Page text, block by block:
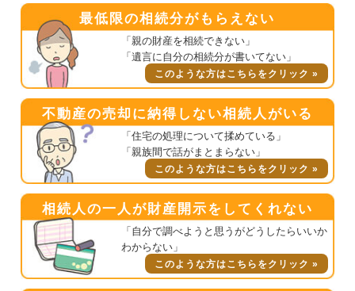
最低限の相続分がもらえない
「親の財産を相続できない」
「遺言に自分の相続分が書いてない」
このような方はこちらをクリック »
不動産の売却に納得しない相続人がいる
「住宅の処理について揉めている」
「親族間で話がまとまらない」
このような方はこちらをクリック »
相続人の一人が財産開示をしてくれない
「自分で調べようと思うがどうしたらいいか
わからない」
このような方はこちらをクリック »